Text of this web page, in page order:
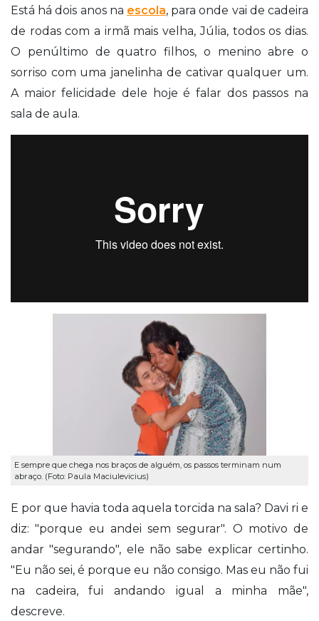
Está há dois anos na escola, para onde vai de cadeira
de rodas com a irmã mais velha, Júlia, todos os dias.
O penúltimo de quatro filhos, o menino abre o
sorriso com uma janelinha de cativar qualquer um.
A maior felicidade dele hoje é falar dos passos na
sala de aula.
E sempre que chega nos braços de alguém, os passos terminam num
abraço. (Foto: Paula Maciulevicius)
E por que havia toda aquela torcida na sala? Davi ri e
diz: "porque eu andei sem segurar". O motivo de
andar "segurando", ele não sabe explicar certinho.
"Eu não sei, é porque eu não consigo. Mas eu não fui
na cadeira, fui andando igual a minha mãe",
descreve.